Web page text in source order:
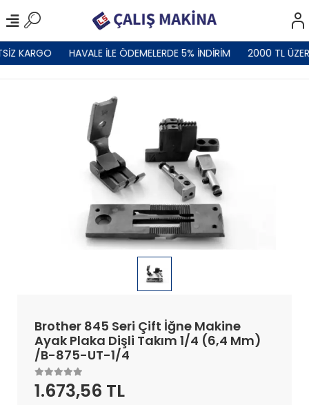
KARGO HAVALE İLE ÖDEMELERDE 5% İNDİRİM 2000 TL
Brother 845 Seri Çift İğne Makine
Ayak Plaka Dişli Takım 1/4 (6,4 Mm)
/B-875-UT-1/4
1.673,56 TL